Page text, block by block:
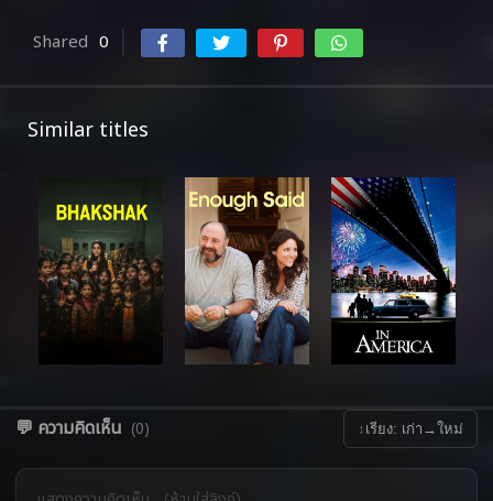
Shared 0
Similar titles
💬 ความคิดเห็น (0) ↕ เรียง: เก่า→ใหม่